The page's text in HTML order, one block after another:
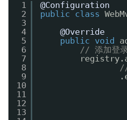
1
2
3
4
5
6
7
8
9
10
11
12
13
@Configuration
public
class
@Override
public
void
// 添加登